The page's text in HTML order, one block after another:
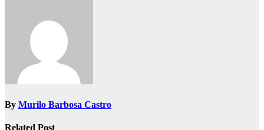
By Murilo Barbosa Castro
Related Post